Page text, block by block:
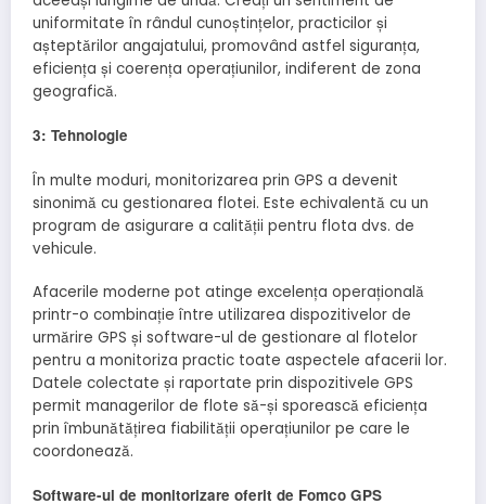
uniformitate în rândul cunoștințelor, practicilor și
așteptărilor angajatului, promovând astfel siguranța,
eficiența și coerența operațiunilor, indiferent de zona
geografică.
3: Tehnologie
În multe moduri, monitorizarea prin GPS a devenit
sinonimă cu gestionarea flotei. Este echivalentă cu un
program de asigurare a calității pentru flota dvs. de
vehicule.
Afacerile moderne pot atinge excelența operațională
printr-o combinație între utilizarea dispozitivelor de
urmărire GPS și software-ul de gestionare al flotelor
pentru a monitoriza practic toate aspectele afacerii lor.
Datele colectate și raportate prin dispozitivele GPS
permit managerilor de flote să-și sporească eficiența
prin îmbunătățirea fiabilității operațiunilor pe care le
coordonează.
Software-ul de monitorizare oferit de Fomco GPS